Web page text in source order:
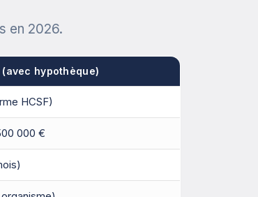
en 2026.
(avec hypothèque)
HCSF)
000 €